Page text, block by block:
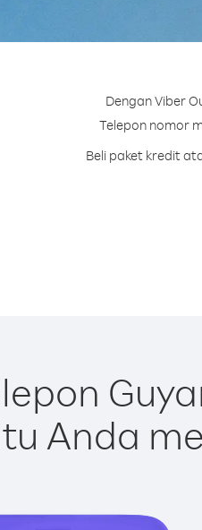
Dengan Viber
Telepon nomor
Beli paket kredit
Anda